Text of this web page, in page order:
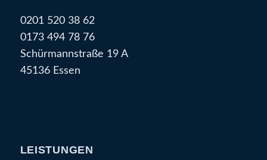
0201 520 38 62
0173 494 78 76
Schürmannstraße 19 A
45136 Essen
LEISTUNGEN